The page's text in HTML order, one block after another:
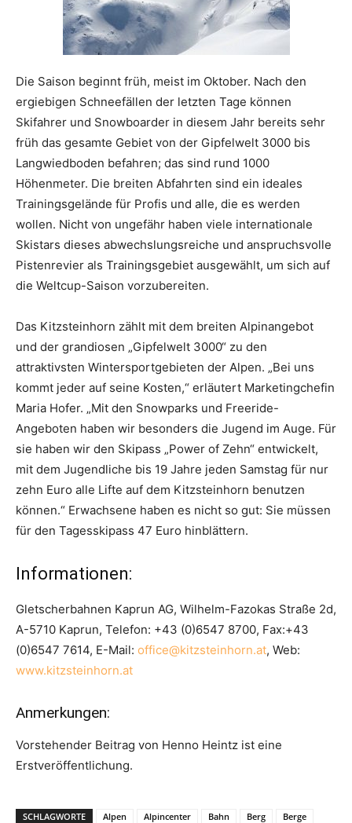
Die Saison beginnt früh, meist im Oktober. Nach den
ergiebigen Schneefällen der letzten Tage können
Skifahrer und Snowboarder in diesem Jahr bereits sehr
früh das gesamte Gebiet von der Gipfelwelt 3000 bis
Langwiedboden befahren; das sind rund 1000
Höhenmeter. Die breiten Abfahrten sind ein ideales
Trainingsgelände für Profis und alle, die es werden
wollen. Nicht von ungefähr haben viele internationale
Skistars dieses abwechslungsreiche und anspruchsvolle
Pistenrevier als Trainingsgebiet ausgewählt, um sich auf
die Weltcup-Saison vorzubereiten.
Das Kitzsteinhorn zählt mit dem breiten Alpinangebot
und der grandiosen „Gipfelwelt 3000“ zu den
attraktivsten Wintersportgebieten der Alpen. „Bei uns
kommt jeder auf seine Kosten,“ erläutert Marketingchefin
Maria Hofer. „Mit den Snowparks und Freeride-
Angeboten haben wir besonders die Jugend im Auge. Für
sie haben wir den Skipass „Power of Zehn“ entwickelt,
mit dem Jugendliche bis 19 Jahre jeden Samstag für nur
zehn Euro alle Lifte auf dem Kitzsteinhorn benutzen
können.“ Erwachsene haben es nicht so gut: Sie müssen
für den Tagesskipass 47 Euro hinblättern.
Informationen:
Gletscherbahnen Kaprun AG, Wilhelm-Fazokas Straße 2d,
A-5710 Kaprun, Telefon: +43 (0)6547 8700, Fax:+43
(0)6547 7614, E-Mail: office@kitzsteinhorn.at, Web:
www.kitzsteinhorn.at
Anmerkungen:
Vorstehender Beitrag von Henno Heintz ist eine
Erstveröffentlichung.
SCHLAGWORTE Alpen Alpincenter Bahn Berg
Berge